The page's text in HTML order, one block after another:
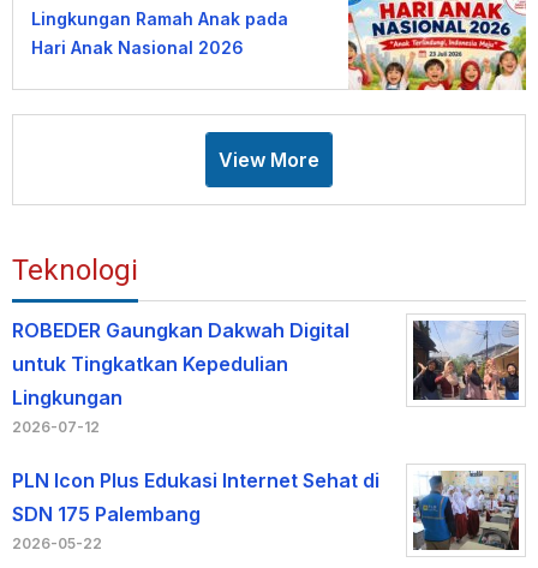
Lingkungan Ramah Anak pada
Hari Anak Nasional 2026
View More
Teknologi
ROBEDER Gaungkan Dakwah Digital
untuk Tingkatkan Kepedulian
Lingkungan
2026-07-12
PLN Icon Plus Edukasi Internet Sehat di
SDN 175 Palembang
2026-05-22